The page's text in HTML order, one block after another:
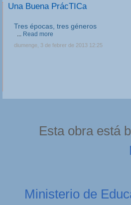
Una Buena PrácTICa
III Jornadas de movilidad europea en
Formación Profesional
Las III Jornadas Erasmus y Leonardo en
Formación Profesional, dirigidas a equipos
Esta obra está
Ministerio de